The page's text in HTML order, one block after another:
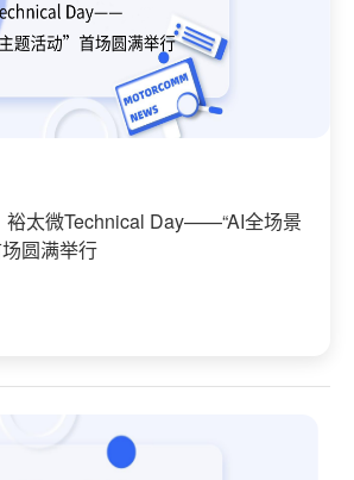
裕太微Technical Day——“AI全场景
圆满举行